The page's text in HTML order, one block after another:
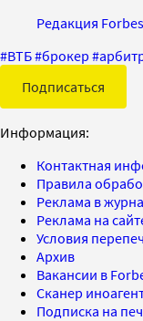
Редакция Forbes
#ВТБ#брокер #
Подписаться
Информация:
Контактная
Правила
Реклама в
Реклама на
Условия
Архив
Вакансии в
Сканер
Подписка на